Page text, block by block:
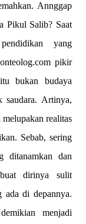
Annggap
Pikul Salib? Saat
yang
pikir
bukan budaya
saudara. Artinya,
realitas
Sebab, sering
ditanamkan dan
dirinya sulit
ada di depannya.
menjadi